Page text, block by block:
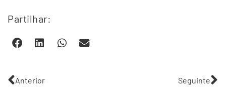
Partilhar:
Anterior Seguinte